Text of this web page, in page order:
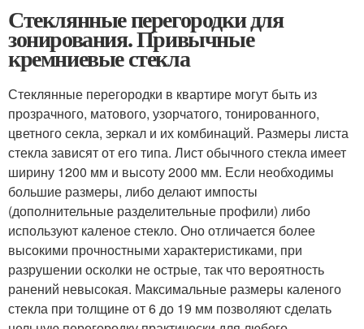
Стеклянные перегородки для
зонирования. Привычные
кремниевые стекла
Стеклянные перегородки в квартире могут быть из
прозрачного, матового, узорчатого, тонированного,
цветного секла, зеркал и их комбинаций. Размеры листа
стекла зависят от его типа. Лист обычного стекла имеет
ширину 1200 мм и высоту 2000 мм. Если необходимы
большие размеры, либо делают импосты
(дополнительные разделительные профили) либо
используют каленое стекло. Оно отличается более
высокими прочностными характеристиками, при
разрушении осколки не острые, так что вероятность
ранений невысокая. Максимальные размеры каленого
стекла при толщине от 6 до 19 мм позволяют сделать